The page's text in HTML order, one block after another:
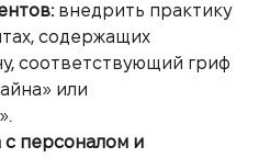
внедрить практику
содержащих
соответствующий гриф
или
с персоналом и